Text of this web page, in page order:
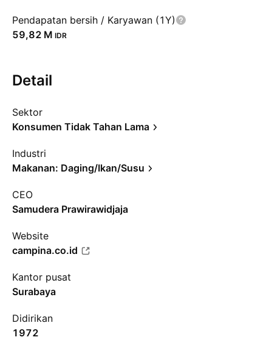
Pendapatan bersih / Karyawan (1Y)
‪59,82 M‬ IDR
Detail
Sektor
Konsumen Tidak Tahan Lama
Industri
Makanan: Daging/Ikan/Susu
CEO
Samudera Prawirawidjaja
Website
campina.co.id
Kantor pusat
Surabaya
Didirikan
1972